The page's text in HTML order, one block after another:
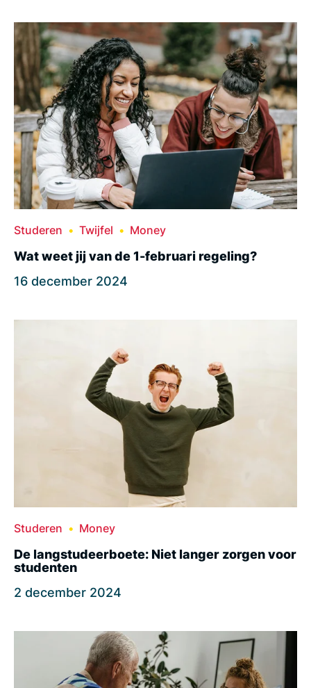
Studeren Twijfel Money
Wat weet jij van de 1-februari regeling?
16 december 2024
Studeren Money
De langstudeerboete: Niet langer zorgen voor
studenten
2 december 2024